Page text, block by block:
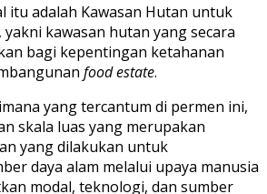
itu adalah Kawasan Hutan untuk
kawasan hutan yang secara
bagi kepentingan ketahanan
food estate.
yang tercantum di permen ini,
skala luas yang merupakan
yang dilakukan untuk
daya alam melalui upaya manusia
modal, teknologi, dan sumber